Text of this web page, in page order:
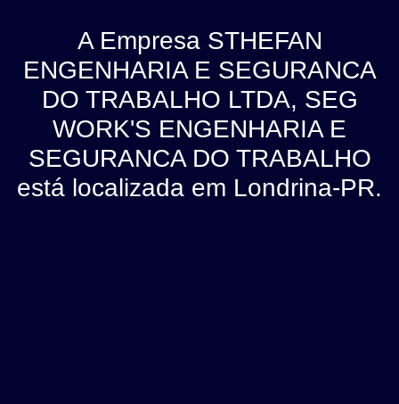
A Empresa STHEFAN
ENGENHARIA E SEGURANCA
DO TRABALHO LTDA, SEG
WORK'S ENGENHARIA E
SEGURANCA DO TRABALHO
está localizada em Londrina-PR.